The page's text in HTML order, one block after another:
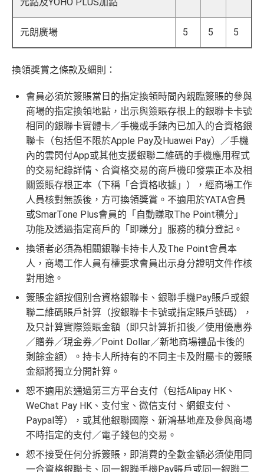
元朗廣場 5 5 5
換領獎賞之條款及細則：
會員必須於簽賬當日的指定換領時間內親臨簽賬的參與
商場的指定換領地點，出示與簽賬存根上的銀聯卡卡號
相同的銀聯卡實體卡／手機或手錶內已加入的合資格銀
聯卡（包括但不限於Apple Pay及Huawei Pay）／手機
內的雲閃付App或其他支援銀聯二維碼的手機應用程式
的交易紀錄詳情、合資格交易的商戶機印發票正本及相
關簽賬存根正本（下稱「合資格收據」），經商場工作
人員核對無誤後，方可換領獎賞。不適用於YATA會員
或SmarTone Plus會員的「自動賺取The Point積分」
功能及透過指定商戶的「即賺分」服務的積分登記。
換領者必須為相關銀聯卡持卡人及The Point會員本
人，商場工作人員有權要求會員出示身分證明文件作核
對用途。
簽賬金額按個別合資格銀聯卡、銀聯手機Pay賬戶或銀
聯二維碼賬戶計算（按銀聯卡卡號或指定賬戶號碼），
及只計算實際簽賬金額（即只計算折扣後／使用優惠券
／贈券／現金券／Point Dollar／新地商場禮品卡後的
剩餘金額）。持卡人所持有的不同主卡及附屬卡的簽賬
金額將獨立分開計算。
恕不適用於通過第三方平台支付（包括Alipay HK、
WeChat Pay HK、支付宝、微信支付、網銀支付、
Paypal等），或其他銀聯國際、新鴻基地產及參與商場
不時指定的支付／電子錢包的交易。
恕不接受任何分拆簽賬，即消費的全數金額必須使用同
一合資格銀聯卡、同一銀聯手機Pay賬戶或同一銀聯二